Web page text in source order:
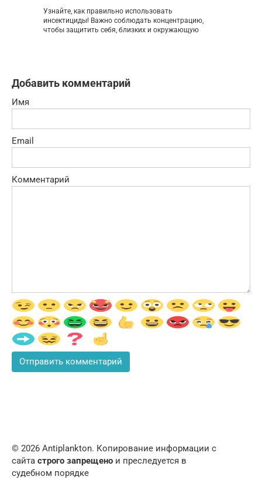
Узнайте, как правильно использовать
инсектициды! Важно соблюдать концентрацию,
чтобы защитить себя, близких и окружающую
Добавить комментарий
Имя
Email
Комментарий
© 2026 Аntiplankton. Копирование информации с
сайта строго запрещено и преследуется в
судебном порядке